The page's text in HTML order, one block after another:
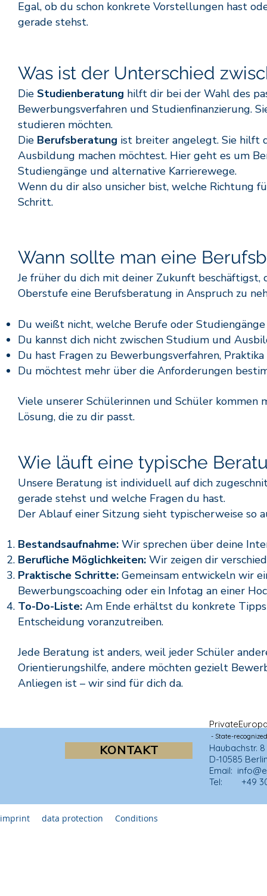
Egal, ob du schon konkrete Vorstellungen hast
gerade stehst.
Was ist der Unterschied
Die Studienberatung hilft dir bei der Wahl des
Bewerbungsverfahren und Studienfinanzierung.
studieren möchten.
Die Berufsberatung ist breiter angelegt. Sie hilft
Ausbildung machen möchtest. Hier geht es um
Studiengänge und alternative Karrierewege.
Wenn du dir also unsicher bist, welche Richtung
Schritt.
Wann sollte man eine
Je früher du dich mit deiner Zukunft
Oberstufe eine Berufsberatung in Anspruch zu
Du weißt nicht, welche Berufe oder Studiengänge
Du kannst dich nicht zwischen Studium und
Du hast Fragen zu Bewerbungsverfahren,
Du möchtest mehr über die Anforderungen
Viele unserer Schülerinnen und Schüler kommen
Lösung, die zu dir passt.
Wie läuft eine typische
Unsere Beratung ist individuell auf dich
gerade stehst und welche Fragen du hast.
Der Ablauf einer Sitzung sieht typischerweise so
Bestandsaufnahme: Wir sprechen über deine
Berufliche Möglichkeiten: Wir zeigen dir
Praktische Schritte: Gemeinsam entwickeln wir
Bewerbungscoaching oder ein Infotag an einer
To-Do-Liste: Am Ende erhältst du konkrete
Entscheidung voranzutreiben.
Jede Beratung ist anders, weil jeder Schüler
Orientierungshilfe, andere möchten gezielt
Anliegen ist – wir sind für dich da.
KONTAKT
Private
- State-
Haubachstr. 8
D-10585
Email:
Tel: +49 30
imprint data protection Conditions